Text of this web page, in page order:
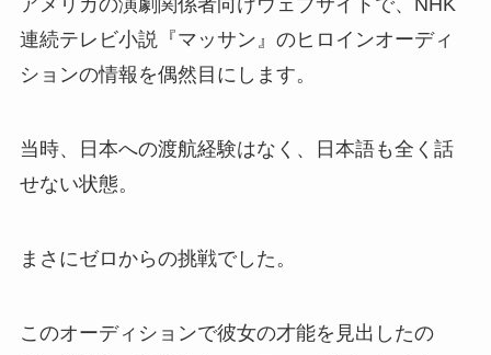
アメリカの演劇関係者向けウェブサイトで、NHK
連続テレビ小説『マッサン』のヒロインオーディ
ションの情報を偶然目にします。
当時、日本への渡航経験はなく、日本語も全く話
せない状態。
まさにゼロからの挑戦でした。
このオーディションで彼女の才能を見出したの